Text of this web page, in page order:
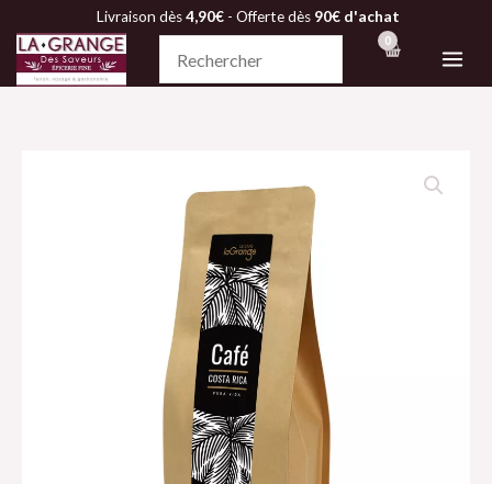
contenu
Livraison dès4,90€- Offerte dès 90€ d'achat